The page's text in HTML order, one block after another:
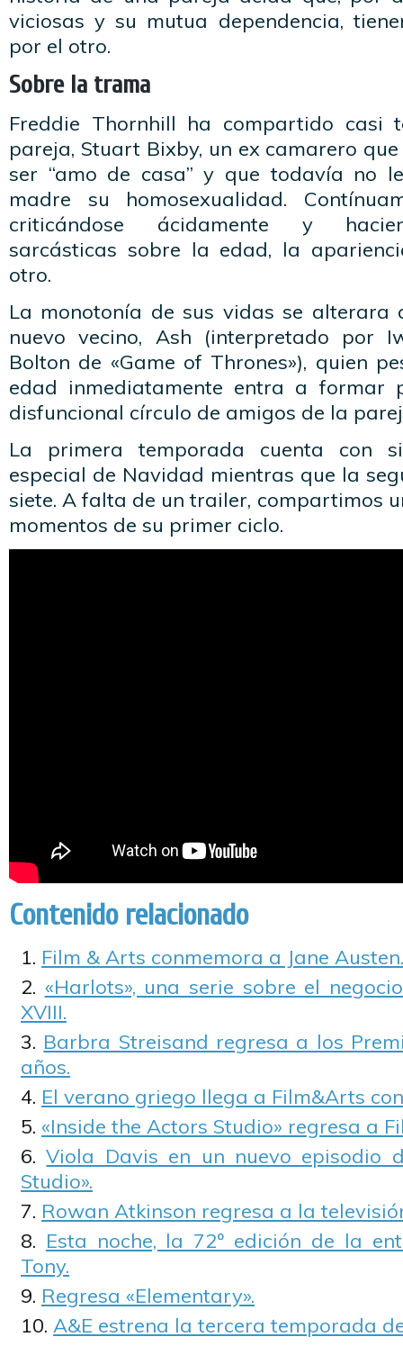
viciosas y su mutua dependencia,
por el otro.
Sobre la trama
Freddie Thornhill ha compartido casi
pareja, Stuart Bixby, un ex camarero
ser “amo de casa” y que todavía no
madre su homosexualidad.
criticándose ácidamente y
sarcásticas sobre la edad, la
otro.
La monotonía de sus vidas se alterara
nuevo vecino, Ash (interpretado por
Bolton de «Game of Thrones»), quien
edad inmediatamente entra a formar
disfuncional círculo de amigos de la
La primera temporada cuenta con
especial de Navidad mientras que la
siete. A falta de un trailer, compartimos
momentos de su primer ciclo.
Contenido relacionado
Film & Arts conmemora a Jane Austen.
«Harlots», una serie sobre el
XVIII.
Barbra Streisand regresa a los
años.
El verano griego llega a Film&Arts con
«Inside the Actors Studio» regresa a
Viola Davis en un nuevo episodio
Studio».
Rowan Atkinson regresa a la
Esta noche, la 72º edición de la
Tony.
Regresa «Elementary».
A&E estrena la tercera temporada